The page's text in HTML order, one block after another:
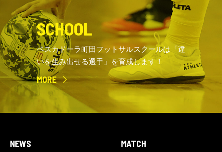
SCHOOL
ペスカドーラ町田フットサルスクールは「違
いを生み出せる選手」を育成します！
MORE
NEWS MATCH